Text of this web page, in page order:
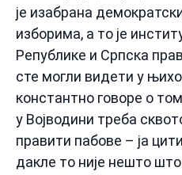
је изабрана
изборима, а то је
Републике и Српска
сте могли видети у
константно говоре о
у Војводини треба
правити пабове – ја
дакле то није нешто што